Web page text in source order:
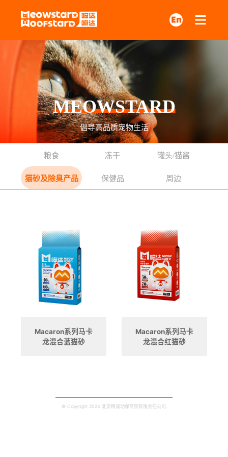
MEOWSTARD
倡导高品质宠物生活
粮食 冻干 罐头/猫酱
猫砂及除臭产品 保健品 周边
Macaron系列马卡
龙混合蓝猫砂
Macaron系列马卡
龙混合红猫砂
© Copyright 2024 北京精诚动保商贸有限责任公司.